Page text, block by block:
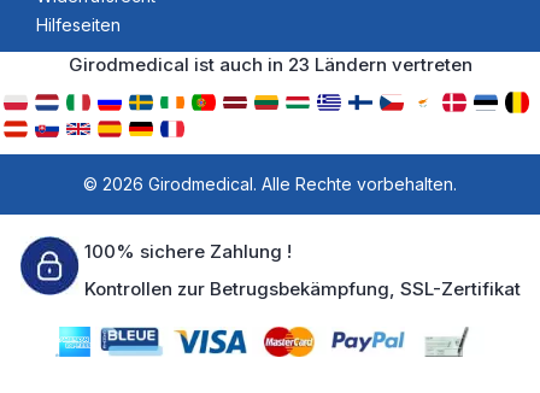
Hilfeseiten
Girodmedical ist auch in 23 Ländern vertreten
© 2026 Girodmedical. Alle Rechte vorbehalten.
100% sichere Zahlung !
Kontrollen zur Betrugsbekämpfung, SSL-Zertifikat